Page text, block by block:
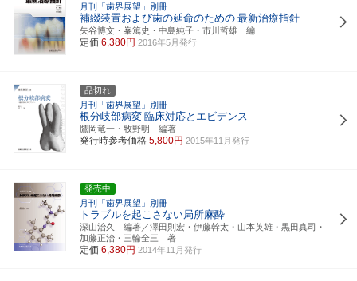
月刊「歯界展望」別冊
補綴装置および歯の延命のための 最新治療指針
矢谷博文・峯篤史・中島純子・市川哲雄 編
定価 6,380円 2016年5月発行
品切れ
月刊「歯界展望」別冊
根分岐部病変 臨床対応とエビデンス
鷹岡竜一・牧野明 編著
発行時参考価格 5,800円 2015年11月発行
発売中
月刊「歯界展望」別冊
トラブルを起こさない局所麻酔
深山治久 編著／澤田則宏・伊藤幹太・山本英雄・黒田真司・
加藤正治・三輪全三 著
定価 6,380円 2014年11月発行